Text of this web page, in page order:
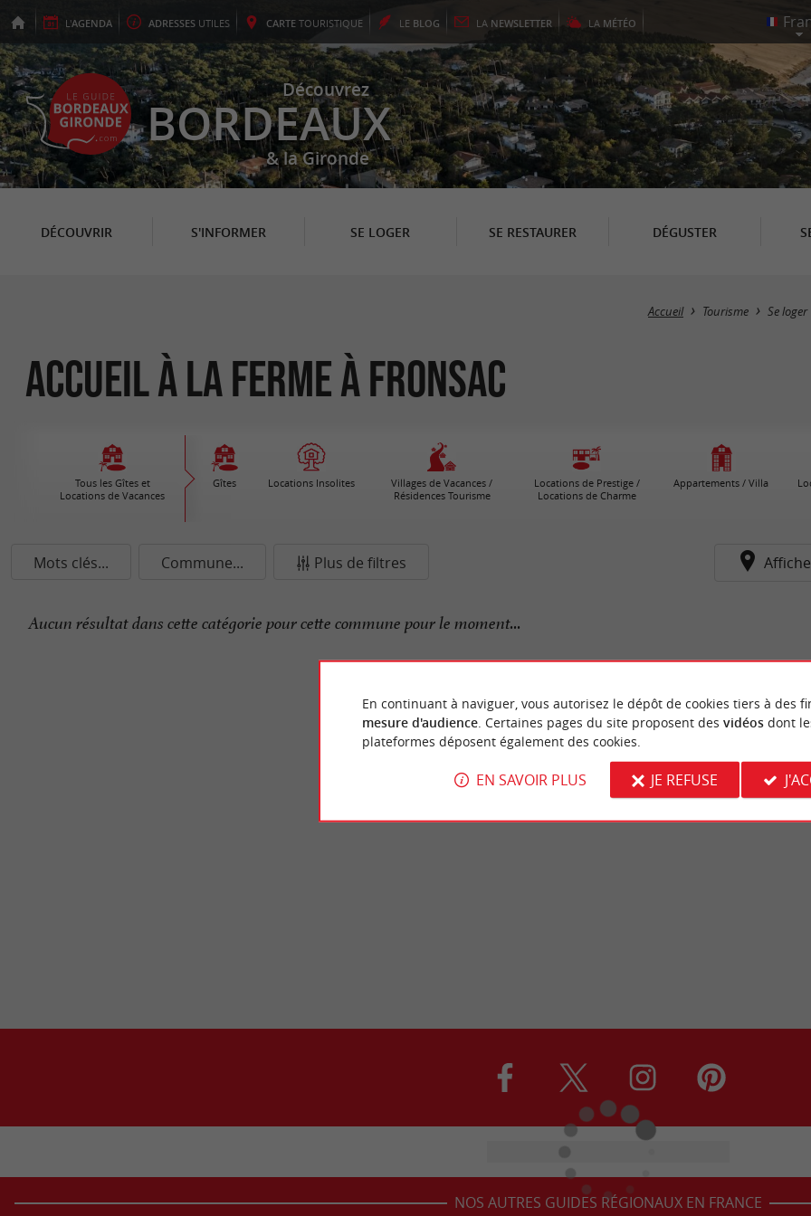
L'AGENDA ADRESSES UTILES CARTE TOURISTIQUE LE BLOG LA NEWSLETTER LA MÉTÉO
Découvrez
BORDEAUX
& la Gironde
DÉCOUVRIR S'INFORMER SE LOGER SE RESTAURER DÉGUSTER
Accueil Tourisme Se loger
Accueil à la ferme à Fronsac
Tous les Gîtes et
Locations de Vacances
Gîtes Locations Insolites
Villages de Vacances /
Résidences Tourisme
Locations de Prestige /
Locations de Charme
Appartements / Villa
Mots clés... Commune... Plus de filtres
Aucun résultat dans cette catégorie pour cette commune pour le moment...
NOS AUTRES GUIDES RÉGIONAUX EN FRANCE
En continuant à naviguer, vous autorisez le dépôt de cookies tiers à des
mesure d'audience. Certaines pages du site proposent des vidéosdont
plateformes déposent également des cookies.
EN SAVOIR PLUS JE REFUSE